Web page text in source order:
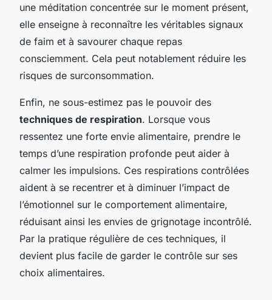
une méditation concentrée sur le moment présent,
elle enseigne à reconnaître les véritables signaux
de faim et à savourer chaque repas
consciemment. Cela peut notablement réduire les
risques de surconsommation.
Enfin, ne sous-estimez pas le pouvoir des
techniques de respiration. Lorsque vous
ressentez une forte envie alimentaire, prendre le
temps d’une respiration profonde peut aider à
calmer les impulsions. Ces respirations contrôlées
aident à se recentrer et à diminuer l’impact de
l’émotionnel sur le comportement alimentaire,
réduisant ainsi les envies de grignotage incontrôlé.
Par la pratique régulière de ces techniques, il
devient plus facile de garder le contrôle sur ses
choix alimentaires.